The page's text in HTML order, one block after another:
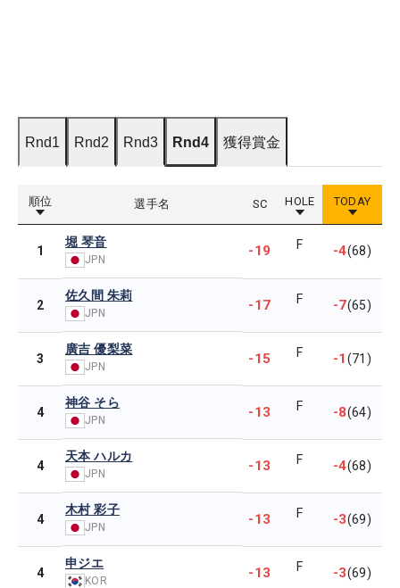
Rnd1 Rnd2 Rnd3 Rnd4 獲得賞金
順位 選手名 SC HOLE TODAY
1
堀 琴音
JPN
-19 F -4(68)
2
佐久間 朱莉
JPN -17 F -7(65)
3
廣吉 優梨菜
JPN -15 F -1(71)
4
神谷 そら
JPN -13 F -8(64)
4
天本 ハルカ
JPN -13 F -4(68)
4
木村 彩子
JPN -13 F -3(69)
4
申ジエ
KOR -13 F -3(69)